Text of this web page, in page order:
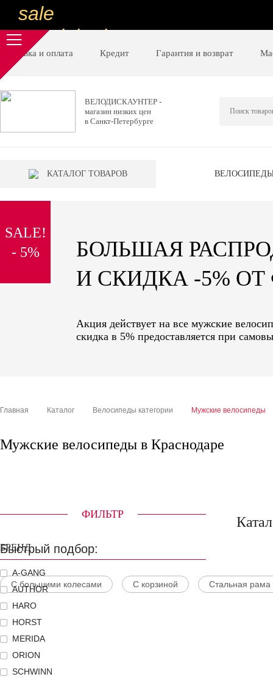
sale
special price
sale
низкие цены
вот дешево
special price
sale
надо брать
sale
Доставка и оплата Кредит Гарантия и возврат
ВЕЛОДИСКАУНТЕР -
магазин низких цен
в Санкт-Петербурге
КАТАЛОГ ТОВАРОВ
SALE!
- 5%
БОЛЬШАЯ
И СКИДКА -5%
Акция действует на все мужские
скидка в 5% предоставляется при
Главная Каталог Велосипеды категории Мужские велосипеды
Мужские велосипеды в Краснодаре
ФИЛЬТР
Быстрый подбор:
С большими колесами С корзиной Стальная рама
БРЕНД
A-GANG
AUTHOR
HARO
HORST
MERIDA
ORION
SCHWINN